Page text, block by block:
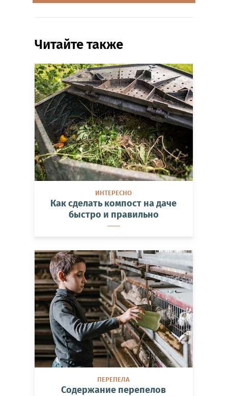
Читайте также
ИНТЕРЕСНО
Как сделать компост на даче
быстро и правильно
ПЕРЕПЕЛА
Содержание перепелов